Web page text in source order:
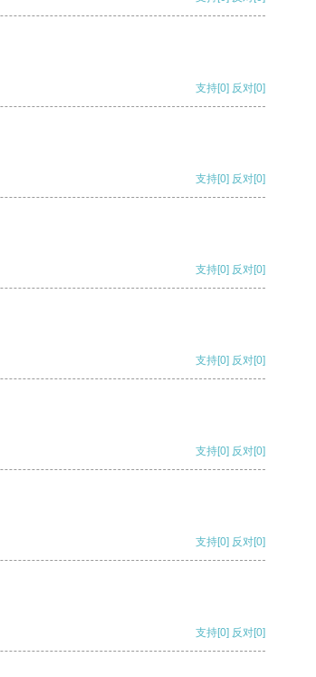
支持[0] 反对[0]
支持[0] 反对[0]
支持[0] 反对[0]
支持[0] 反对[0]
支持[0] 反对[0]
支持[0] 反对[0]
支持[0] 反对[0]